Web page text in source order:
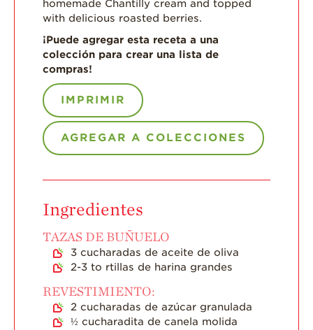
homemade Chantilly cream and topped
with delicious roasted berries.
¡Puede agregar esta receta a una
colección para crear una lista de
compras!
IMPRIMIR
AGREGAR A COLECCIONES
Ingredientes
TAZAS DE BUÑUELO
3 cucharadas de aceite de oliva
2-3 to rtillas de harina grandes
REVESTIMIENTO:
2 cucharadas de azúcar granulada
½ cucharadita de canela molida